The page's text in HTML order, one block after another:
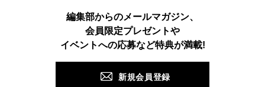
TikTok Facebook Pinterest LINE
編集部からのメールマガジン、
会員限定プレゼントや
イベントへの応募など特典が満載!
新規会員登録